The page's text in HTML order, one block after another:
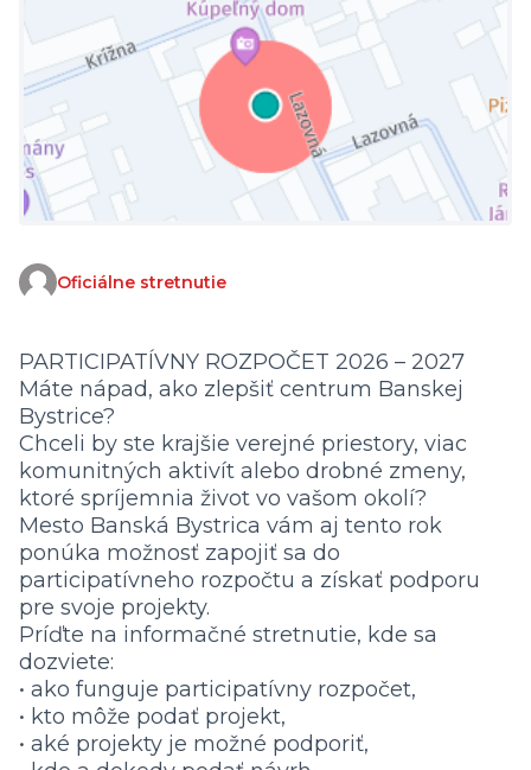
(External link)
Oficiálne stretnutie
PARTICIPATÍVNY ROZPOČET 2026 – 2027
Máte nápad, ako zlepšiť centrum Banskej
Bystrice?
Chceli by ste krajšie verejné priestory, viac
komunitných aktivít alebo drobné zmeny,
ktoré spríjemnia život vo vašom okolí?
Mesto Banská Bystrica vám aj tento rok
ponúka možnosť zapojiť sa do
participatívneho rozpočtu a získať podporu
pre svoje projekty.
Príďte na informačné stretnutie, kde sa
dozviete:
• ako funguje participatívny rozpočet,
• kto môže podať projekt,
• aké projekty je možné podporiť,